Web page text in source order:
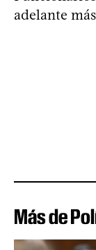
adelante
Más de